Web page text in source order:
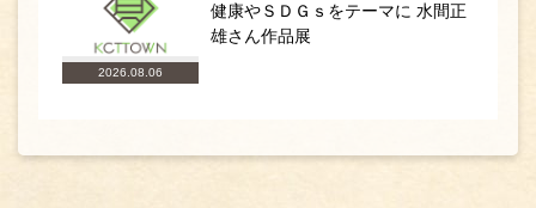
2026.08.06
健康やＳＤＧｓをテーマに 水間正
雄さん作品展